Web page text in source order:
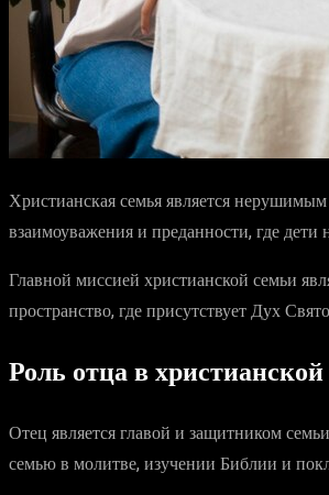
Христианская семья является
взаимоуважения и преданности, где
Главной миссией христианской семьи
пространство, где присутствует Дух
Роль отца в
Отец является главой и защитником
семью в молитве, изучении Библии и